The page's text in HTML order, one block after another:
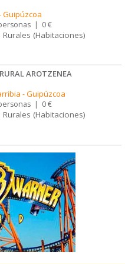
Guipúzcoa
| 0 €
Rurales (Habitaciones)
AROTZENEA
-Guipúzcoa
| 0 €
Rurales (Habitaciones)